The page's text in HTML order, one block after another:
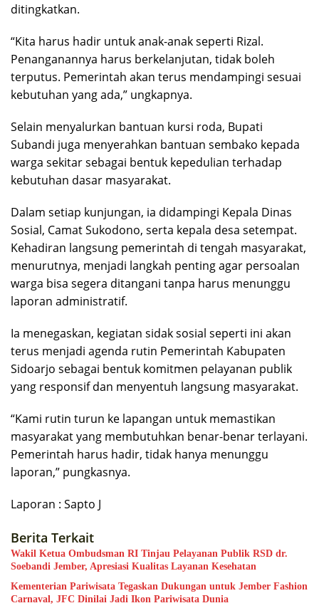
ditingkatkan.
“Kita harus hadir untuk anak-anak seperti Rizal.
Penanganannya harus berkelanjutan, tidak boleh
terputus. Pemerintah akan terus mendampingi sesuai
kebutuhan yang ada,” ungkapnya.
Selain menyalurkan bantuan kursi roda, Bupati
Subandi juga menyerahkan bantuan sembako kepada
warga sekitar sebagai bentuk kepedulian terhadap
kebutuhan dasar masyarakat.
Dalam setiap kunjungan, ia didampingi Kepala Dinas
Sosial, Camat Sukodono, serta kepala desa setempat.
Kehadiran langsung pemerintah di tengah masyarakat,
menurutnya, menjadi langkah penting agar persoalan
warga bisa segera ditangani tanpa harus menunggu
laporan administratif.
Ia menegaskan, kegiatan sidak sosial seperti ini akan
terus menjadi agenda rutin Pemerintah Kabupaten
Sidoarjo sebagai bentuk komitmen pelayanan publik
yang responsif dan menyentuh langsung masyarakat.
“Kami rutin turun ke lapangan untuk memastikan
masyarakat yang membutuhkan benar-benar terlayani.
Pemerintah harus hadir, tidak hanya menunggu
laporan,” pungkasnya.
Laporan : Sapto J
Berita Terkait
Wakil Ketua Ombudsman RI Tinjau Pelayanan Publik RSD dr.
Soebandi Jember, Apresiasi Kualitas Layanan Kesehatan
Kementerian Pariwisata Tegaskan Dukungan untuk Jember Fashion
Carnaval, JFC Dinilai Jadi Ikon Pariwisata Dunia